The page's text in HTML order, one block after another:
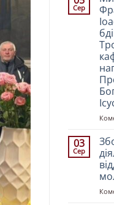
Сер
03
Сер